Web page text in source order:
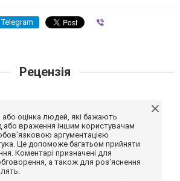
Telegram
Рецензія
або оцінка людей, які бажають
або враження іншим користувачам
аргументацією
Це допоможе багатьом прийняти
Коментарі призначені для
а також для роз'яснення